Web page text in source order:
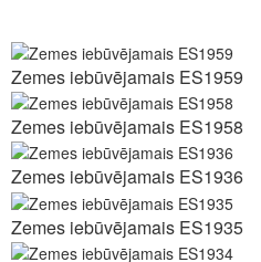
Zemes iebūvējamais ES1959
Zemes iebūvējamais ES1958
Zemes iebūvējamais ES1936
Zemes iebūvējamais ES1935